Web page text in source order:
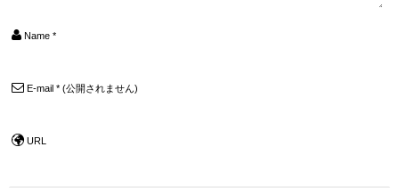
Name *
E-mail *(公開されません)
URL